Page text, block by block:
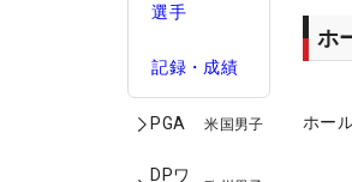
選手
記録・成績
PGA 米国男子
DPワ
ホ
ホー